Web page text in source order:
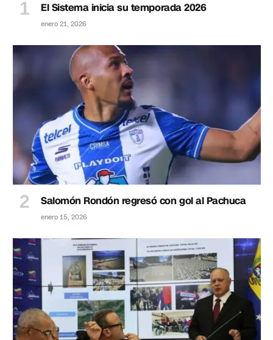
El Sistema inicia su temporada 2026
enero 21, 2026
Salomón Rondón regresó con gol al Pachuca
enero 15, 2026